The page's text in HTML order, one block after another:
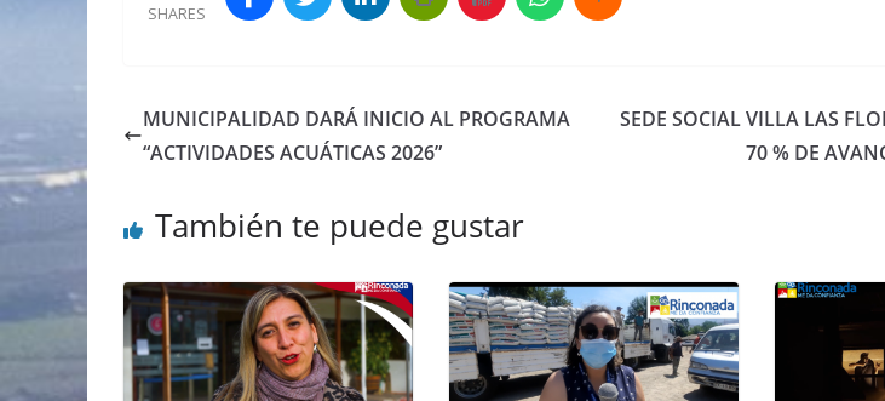
SHARES
MUNICIPALIDAD DARÁ INICIO AL PROGRAMA
“ACTIVIDADES ACUÁTICAS 2026”
SEDE SOCIAL VILLA LAS
70 % DE
También te puede gustar